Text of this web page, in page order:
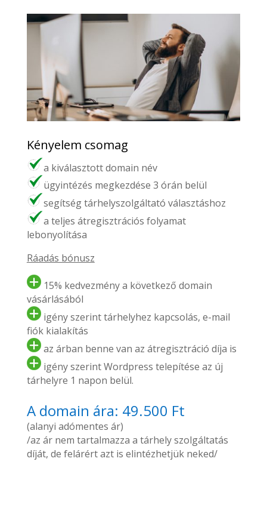
Kényelem csomag
a kiválasztott domain név
ügyintézés megkezdése 3 órán belül
segítség tárhelyszolgáltató választáshoz
a teljes átregisztrációs folyamat
lebonyolítása
Ráadás bónusz
15% kedvezmény a következő domain
vásárlásából
igény szerint tárhelyhez kapcsolás, e-mail
fiók kialakítás
az árban benne van az átregisztráció díja is
igény szerint Wordpress telepítése az új
tárhelyre 1 napon belül.
A domain ára: 49.500 Ft
(alanyi adómentes ár)
/az ár nem tartalmazza a tárhely szolgáltatás
díját, de felárért azt is elintézhetjük neked/